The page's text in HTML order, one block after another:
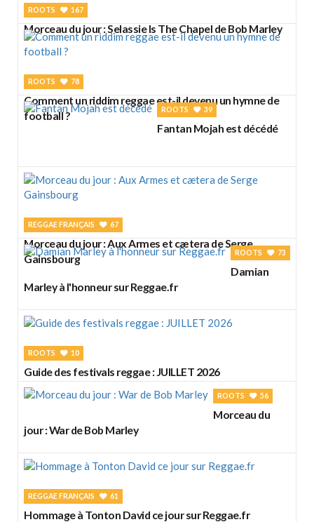
ROOTS 167
Morceau du jour : Selassie Is The Chapel de Bob Marley
ROOTS 78
Comment un riddim reggae est-il devenu un hymne de
football ?
ROOTS 39
Fantan Mojah est décédé
REGGAE FRANÇAIS 67
Morceau du jour : Aux Armes et cætera de Serge
Gainsbourg
ROOTS 73
Damian
Marley à l'honneur sur Reggae.fr
ROOTS 10
Guide des festivals reggae : JUILLET 2026
ROOTS 56
Morceau du
jour : War de Bob Marley
REGGAE FRANÇAIS 61
Hommage à Tonton David ce jour sur Reggae.fr